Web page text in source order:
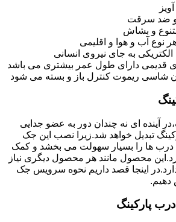
و ضد سرقت
و بشاش
نوع آب و هوا و اقلیمی
الکتریکی به جای نیروی انسانی
قدیمی دارای طول عمر بیشتری می باشد
شاسی ریموت کنترل باز و بسته می شود
آینده ای نه چندان دور به عضو جدایی
تبدیل خواهد شد.زیرا نصب این جک
درب ها را بسیار سهولت می بخشد و کمک
محصول مانند هر محصول دیگری نیاز
اینجا قصد داریم نحوه سرویس جک
دهیم.
پارکینگ